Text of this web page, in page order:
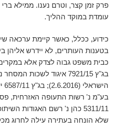
פרק זמן קצר, וטרם נענו. ממילא
עומדת במוקד ההליך.
כידוע, ככלל, כאשר קיימת ערכאה
בטענות העותרים, לא יידרש אליהן
כבית משפט גבוה לצדק אלא במקרים
בג"ץ 7921/15 איגוד לשכות
שלא הונחה בעתירה עילה לחרוג